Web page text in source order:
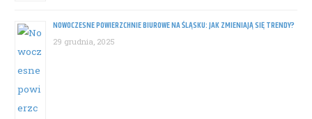
NOWOCZESNE POWIERZCHNIE BIUROWE NA ŚLĄSKU: JAK ZMIENIAJĄ SIĘ TRENDY?
29 grudnia, 2025